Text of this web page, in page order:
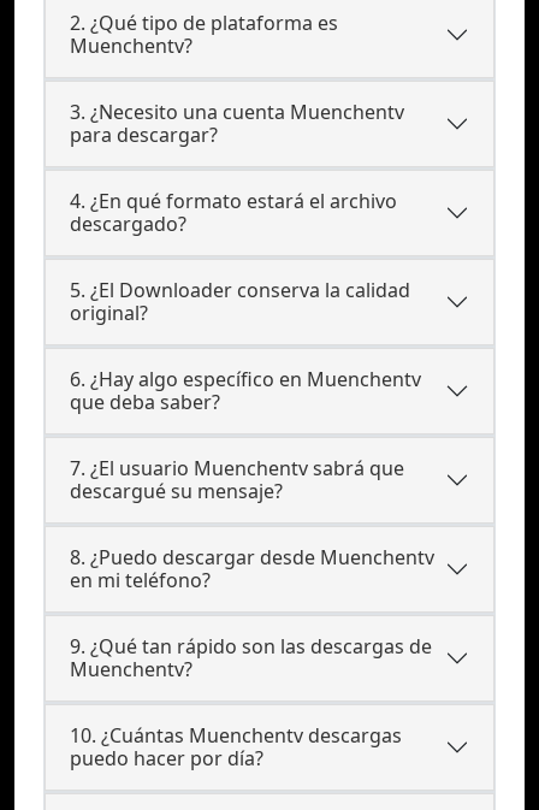
2. ¿Qué tipo de plataforma es
Muenchentv?
3. ¿Necesito una cuenta Muenchentv
para descargar?
4. ¿En qué formato estará el archivo
descargado?
5. ¿El Downloader conserva la calidad
original?
6. ¿Hay algo específico en Muenchentv
que deba saber?
7. ¿El usuario Muenchentv sabrá que
descargué su mensaje?
8. ¿Puedo descargar desde Muenchentv
en mi teléfono?
9. ¿Qué tan rápido son las descargas de
Muenchentv?
10. ¿Cuántas Muenchentv descargas
puedo hacer por día?